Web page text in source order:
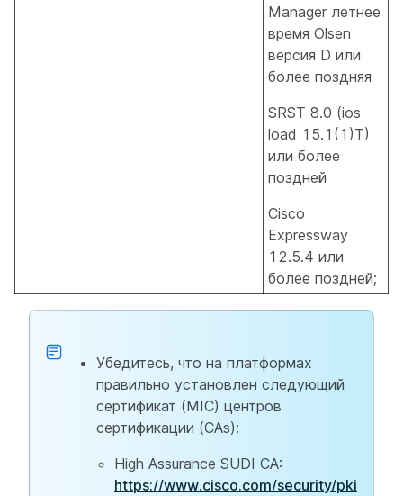
Manager летнее
время Olsen
версия D или
более поздняя
SRST 8.0 (ios
load 15.1(1)T)
или более
поздней
Cisco
Expressway
12.5.4 или
более поздней;
Убедитесь, что на платформах
правильно установлен следующий
сертификат (MIC) центров
сертификации (CAs):
High Assurance SUDI CA:
https://www.cisco.com/security/pki